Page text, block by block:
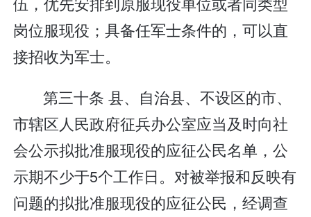
岗位服现役；具备任军士条件的，可以直
接招收为军士。
第三十条 县、自治县、不设区的市、
市辖区人民政府征兵办公室应当及时向社
会公示拟批准服现役的应征公民名单，公
示期不少于5个工作日。对被举报和反映有
问题的拟批准服现役的应征公民，经调查